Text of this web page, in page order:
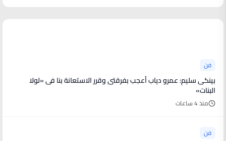
فن
بينكى سليم: عمرو دياب أعجب بفرقتى وقرر الاستعانة بنا فى «لولا
البنات»
منذ 4 ساعات
فن